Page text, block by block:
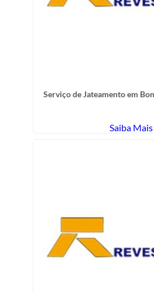
Serviço de Jateamento em
Saiba Mais